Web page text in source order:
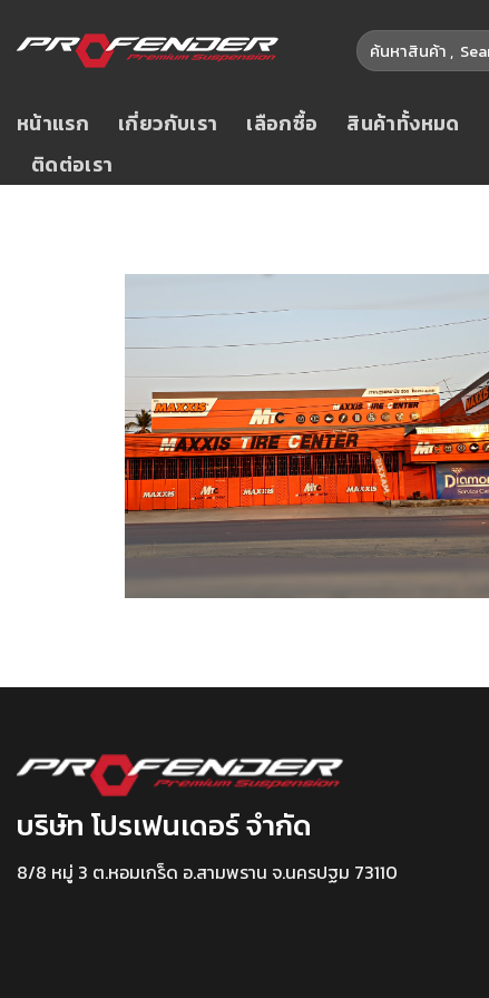
หน้าแรก เกี่ยวกับเรา เลือกซื้อ สินค้าทั้งหมด
ติดต่อเรา
บริษัท โปรเฟนเดอร์ จำกัด
8/8 หมู่ 3 ต.หอมเกร็ด อ.สามพราน จ.นครปฐม 73110